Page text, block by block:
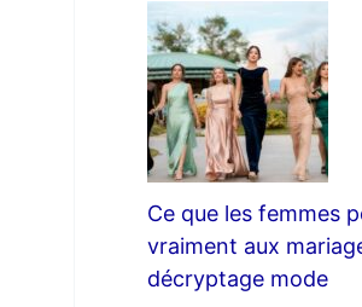
Ce que les femmes
vraiment aux
décryptage mode